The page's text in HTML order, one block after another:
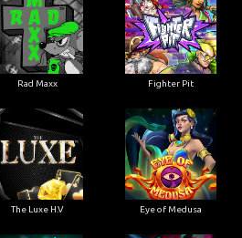
Rad Maxx Fighter Pit
The Luxe H.V Eye of Medusa